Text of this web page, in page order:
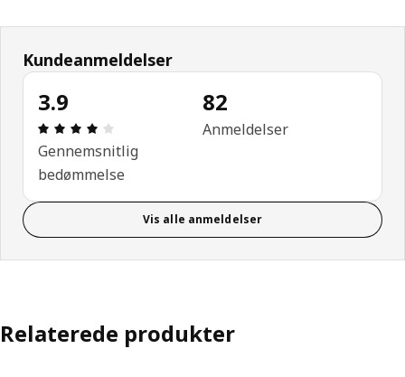
Kundeanmeldelser
3.9
Anmeldelse: 3.9 Ud af 5 Stjerner. Anmeldelser i
Gennemsnitlig
bedømmelse
82
Anmeldelser
Vis alle anmeldelser
Relaterede produkter